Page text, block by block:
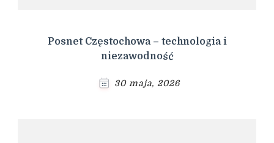
Posnet Częstochowa – technologia i
niezawodność
30 maja, 2026